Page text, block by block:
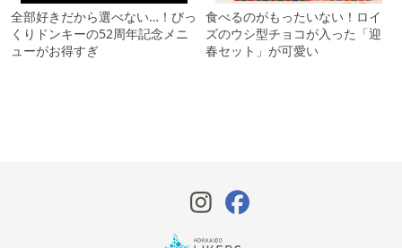
全部好きだから選べない…！びっ
くりドンキーの52周年記念メニ
ューがお得すぎ
食べるのがもったいない！ロイ
ズのウシ型チョコが入った「迎
春セット」が可愛い